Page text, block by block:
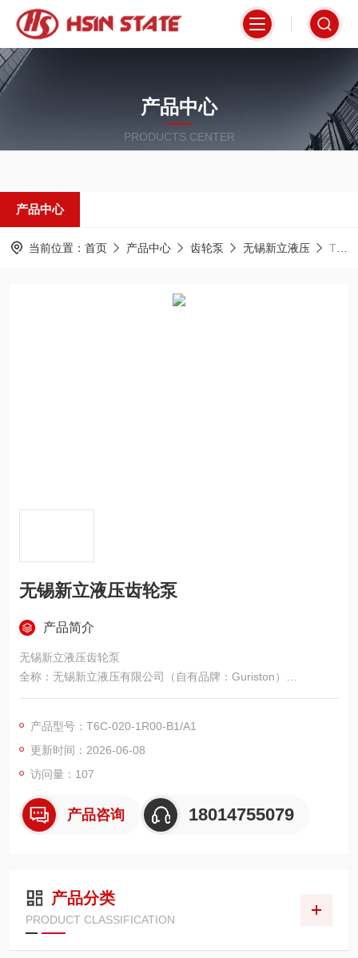
产品中心
PRODUCTS CENTER
产品中心
当前位置： 首页 产品中心 齿轮泵 无锡新立液压 T6C-020-1R00-B1/A1无锡新立液压齿轮泵
无锡新立液压齿轮泵
产品简介
无锡新立液压齿轮泵
全称：无锡新立液压有限公司（自有品牌：Guriston）
地点：江苏无锡（液压产业带）
O、CAPRONI、PARKER、BUCHER 等）
定位：国产中端、进口替代，兼顾品质与价格
优势：高压稳定、低噪高效、互换性强、供货快、售后响应快
产品型号：T6C-020-1R00-B1/A1
更新时间：2026-06-08
访问量：107
产品咨询 18014755079
产品分类
PRODUCT CLASSIFICATION